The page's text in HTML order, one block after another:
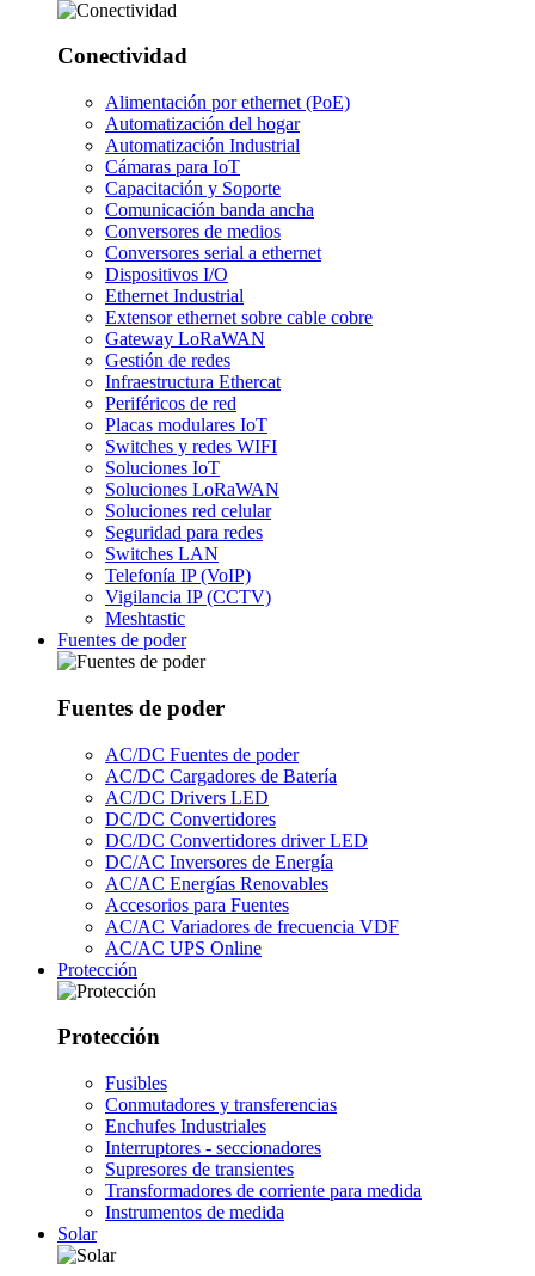
Conectividad
Alimentación por ethernet (PoE)
Automatización del hogar
Automatización Industrial
Cámaras para IoT
Capacitación y Soporte
Comunicación banda ancha
Conversores de medios
Conversores serial a ethernet
Dispositivos I/O
Ethernet Industrial
Extensor ethernet sobre cable cobre
Gateway LoRaWAN
Gestión de redes
Infraestructura Ethercat
Periféricos de red
Placas modulares IoT
Switches y redes WIFI
Soluciones IoT
Soluciones LoRaWAN
Soluciones red celular
Seguridad para redes
Switches LAN
Telefonía IP (VoIP)
Vigilancia IP (CCTV)
Meshtastic
Fuentes de poder
Fuentes de poder
AC/DC Fuentes de poder
AC/DC Cargadores de Batería
AC/DC Drivers LED
DC/DC Convertidores
DC/DC Convertidores driver LED
DC/AC Inversores de Energía
AC/AC Energías Renovables
Accesorios para Fuentes
AC/AC Variadores de frecuencia VDF
AC/AC UPS Online
Protección
Protección
Fusibles
Conmutadores y transferencias
Enchufes Industriales
Interruptores - seccionadores
Supresores de transientes
Transformadores de corriente para medida
Instrumentos de medida
Solar